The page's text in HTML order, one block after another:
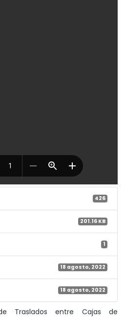
426
201.16 KB
1
18 agosto, 2022
18 agosto, 2022
Traslados entre Cajas de